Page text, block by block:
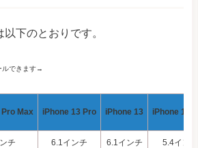
下のとおりです。
ルできます→
Max iPhone 13 Pro iPhone 13 iPhone 13
チ 6.1インチ 6.1インチ 5.4インチ